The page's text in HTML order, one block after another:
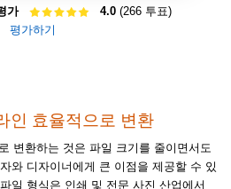
가 4.0(266 투표)
평가하기
인 효율적으로 변환
변환하는 것은 파일 크기를 줄이면서도
와 디자이너에게 큰 이점을 제공할 수 있
일 형식은 인쇄 및 전문 사진 산업에서